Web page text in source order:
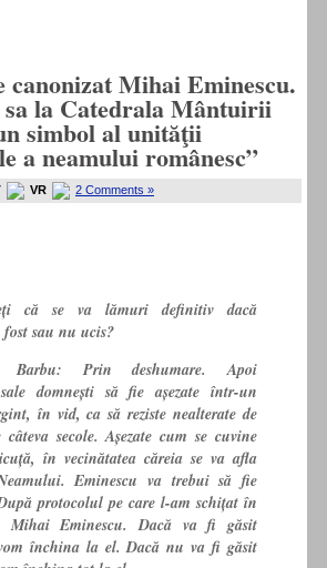
canonizat Mihai Eminescu.
la Catedrala Mântuirii
simbol al unităţii
a neamului românesc”
VR 2 Comments »
că se va lămuri definitiv dacă
sau nu ucis?
Barbu: Prin deshumare. Apoi
domnești să fie așezate într-un
în vid, ca să reziste nealterate de
secole. Așezate cum se cuvine
în vecinătatea căreia se va afla
Eminescu va trebui să fie
protocolul pe care l-am schițat în
Mihai Eminescu.Dacă va fi găsit
închina la el. Dacă nu va fi găsit